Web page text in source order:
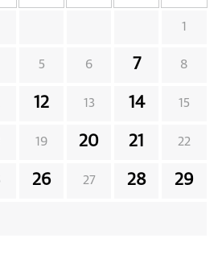
1
5 6 7 8
12 13 14 15
19 20 21 22
26 27 28 29